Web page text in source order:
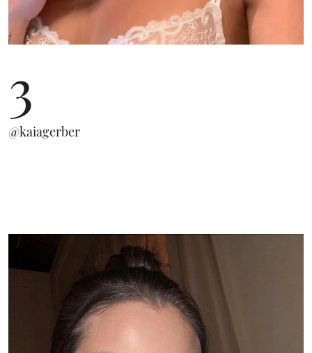
3
@kaiagerber